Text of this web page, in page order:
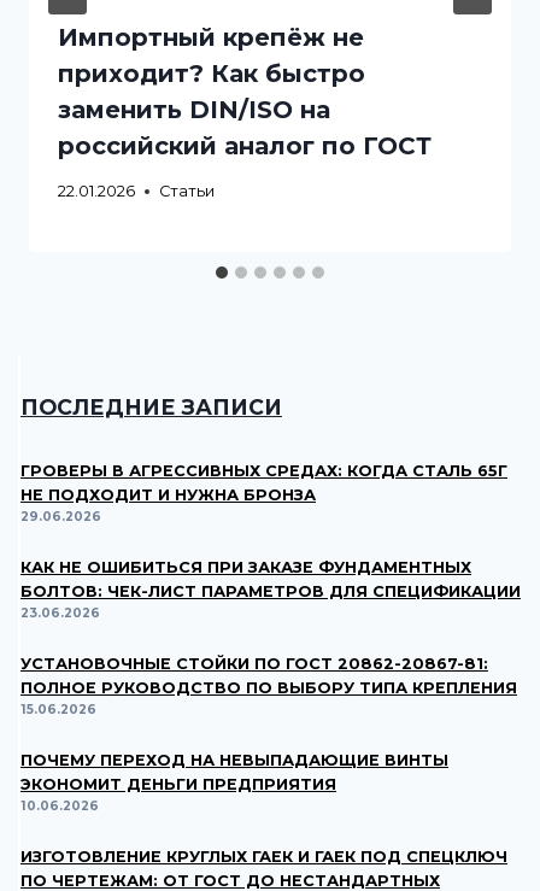
Импортный крепёж не
приходит? Как быстро
заменить DIN/ISO на
российский аналог по ГОСТ
22.01.2026 Статьи
ПОСЛЕДНИЕ ЗАПИСИ
ГРОВЕРЫ В АГРЕССИВНЫХ СРЕДАХ: КОГДА СТАЛЬ 65Г
НЕ ПОДХОДИТ И НУЖНА БРОНЗА
29.06.2026
КАК НЕ ОШИБИТЬСЯ ПРИ ЗАКАЗЕ ФУНДАМЕНТНЫХ
БОЛТОВ: ЧЕК-ЛИСТ ПАРАМЕТРОВ ДЛЯ СПЕЦИФИКАЦИИ
23.06.2026
УСТАНОВОЧНЫЕ СТОЙКИ ПО ГОСТ 20862-20867-81:
ПОЛНОЕ РУКОВОДСТВО ПО ВЫБОРУ ТИПА КРЕПЛЕНИЯ
15.06.2026
ПОЧЕМУ ПЕРЕХОД НА НЕВЫПАДАЮЩИЕ ВИНТЫ
ЭКОНОМИТ ДЕНЬГИ ПРЕДПРИЯТИЯ
10.06.2026
ИЗГОТОВЛЕНИЕ КРУГЛЫХ ГАЕК И ГАЕК ПОД СПЕЦКЛЮЧ
ПО ЧЕРТЕЖАМ: ОТ ГОСТ ДО НЕСТАНДАРТНЫХ